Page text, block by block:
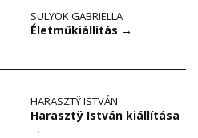
SULYOK GABRIELLA
Életműkiállítás →
HARASZTŸ ISTVÁN
Harasztÿ István kiállítása
→